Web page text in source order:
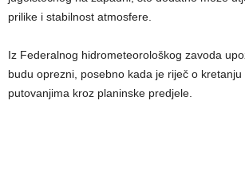
prilike i stabilnost atmosfere.
Iz Federalnog hidrometeorološkog zavoda
budu oprezni, posebno kada je riječ o
putovanjima kroz planinske predjele.